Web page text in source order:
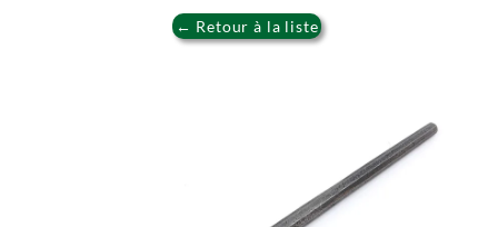
← Retour à la liste